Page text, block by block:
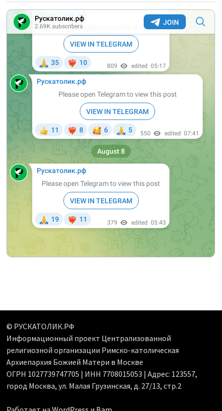
© РУСКАТОЛИК.РФ
Информационный проект Централизованной
религиозной организации Римско-католическая
Архиепархия Божией Матери в Москве
ОГРН 1027739747705 | ИНН 7708015053 | Адрес: 123557,
город Москва, ул. Малая Грузинская, д. 27/13, стр.2